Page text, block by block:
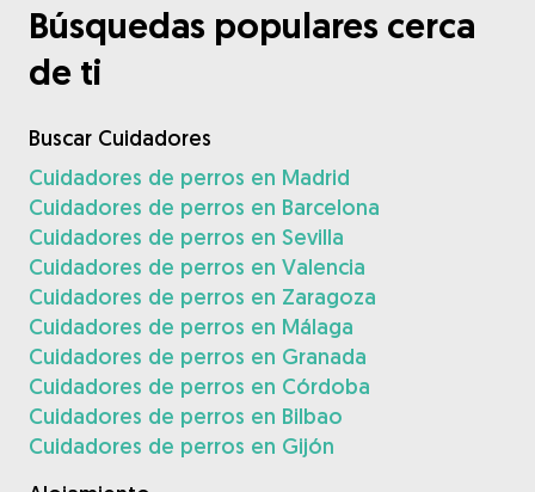
Búsquedas populares cerca
de ti
Buscar Cuidadores
Cuidadores de perros en Madrid
Cuidadores de perros en Barcelona
Cuidadores de perros en Sevilla
Cuidadores de perros en Valencia
Cuidadores de perros en Zaragoza
Cuidadores de perros en Málaga
Cuidadores de perros en Granada
Cuidadores de perros en Córdoba
Cuidadores de perros en Bilbao
Cuidadores de perros en Gijón